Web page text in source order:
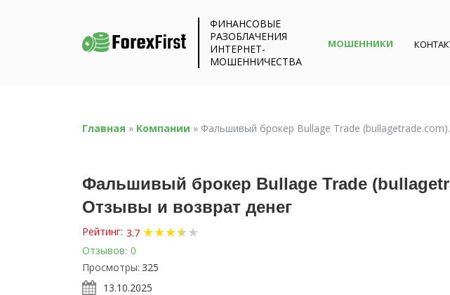
ФИНАНСОВЫЕ
РАЗОБЛАЧЕНИЯ
ИНТЕРНЕТ-
МОШЕННИЧЕСТВА
МОШЕННИКИ
Главная » Компании » Фальшивый брокер Bullage Trade
Фальшивый брокер Bullage Trade
Отзывы и возврат денег
Рейтинг: 3.7 ★★★★
★★
Отзывов: 0
Просмотры: 325
13.10.2025